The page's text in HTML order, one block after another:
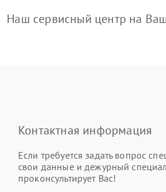
Наш сервисный центр на
Контактная информация
Если требуется задать вопрос
свои данные и дежурный
проконсультирует Вас!